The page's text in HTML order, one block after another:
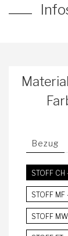
Bezug
STOFF CH
STOFF
STOFF